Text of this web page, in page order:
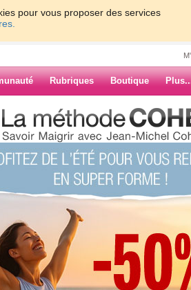
pour vous proposer des services
Rubriques Boutique